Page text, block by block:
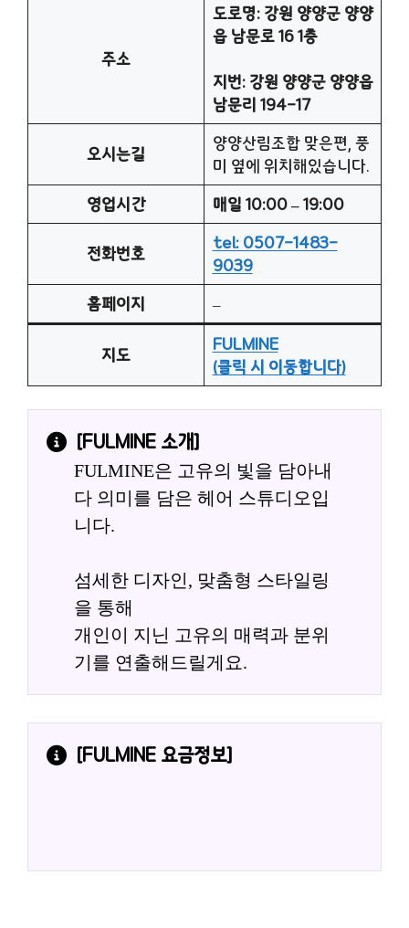
주소
도로명: 강원 양양군 양양
읍 남문로 16 1층
지번: 강원 양양군 양양읍
남문리 194-17
오시는길
양양산림조합 맞은편, 풍
미 옆에 위치해있습니다.
영업시간
매일 10:00 – 19:00
전화번호
tel: 0507-1483-
9039
홈페이지
–
지도
FULMINE
(클릭 시 이동합니다)
[FULMINE 소개]
FULMINE은 고유의 빛을 담아내
다 의미를 담은 헤어 스튜디오입
니다.
섬세한 디자인, 맞춤형 스타일링
을 통해
개인이 지닌 고유의 매력과 분위
기를 연출해드릴게요.
[FULMINE 요금정보]